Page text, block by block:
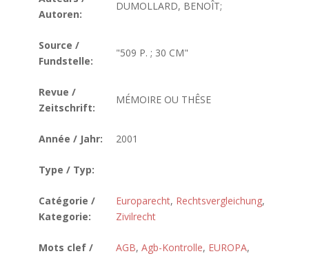
Autoren:
DUMOLLARD, BENOÎT;
Source /
Fundstelle:
"509 P. ; 30 CM"
Revue /
Zeitschrift:
MÉMOIRE OU THÊSE
Année / Jahr: 2001
Type / Typ:
Catégorie /
Kategorie:
Europarecht, Rechtsvergleichung,
Zivilrecht
Mots clef /
AGB, Agb-Kontrolle, EUROPA,